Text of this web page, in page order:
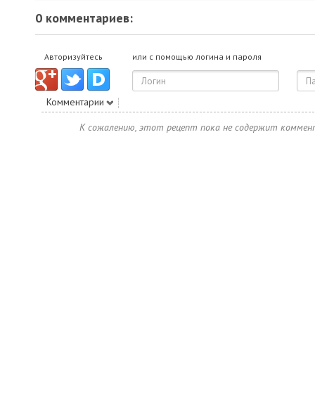
0 комментариев:
Авторизуйтесь или с помощью логина и пароля
Комментарии
К сожалению, этот рецепт пока не содержит